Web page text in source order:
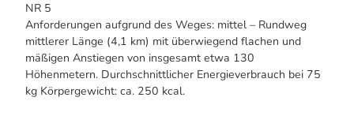
NR 5
Anforderungen aufgrund des Weges: mittel – Rundweg
mittlerer Länge (4,1 km) mit überwiegend flachen und
mäßigen Anstiegen von insgesamt etwa 130
Höhenmetern. Durchschnittlicher Energieverbrauch bei 75
kg Körpergewicht: ca. 250 kcal.